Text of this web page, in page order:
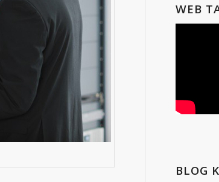
WEB
BLOG